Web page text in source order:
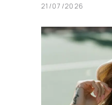
21/07/2026